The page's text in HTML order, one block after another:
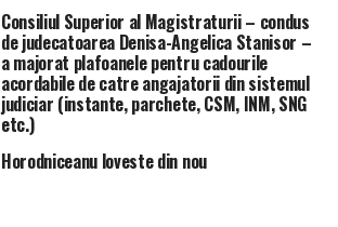
Consiliul Superior al Magistraturii – condus
de judecatoarea Denisa-Angelica Stanisor –
a majorat plafoanele pentru cadourile
acordabile de catre angajatorii din sistemul
judiciar (instante, parchete, CSM, INM, SNG
etc.)
Horodniceanu loveste din nou